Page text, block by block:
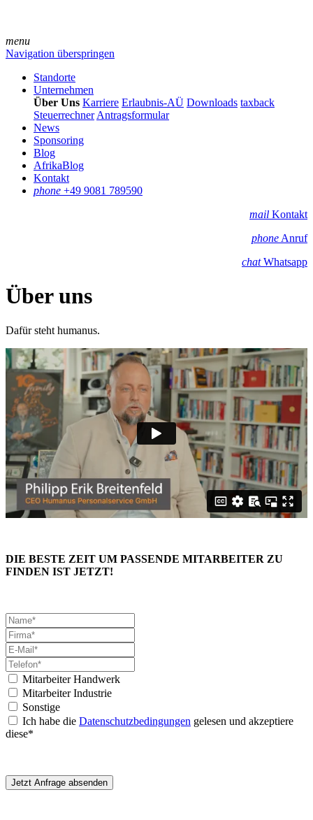
menu
Navigation überspringen
Standorte
Unternehmen
Über Uns Karriere Erlaubnis-AÜ Downloads taxback
Steuerrechner Antragsformular
News
Sponsoring
Blog
AfrikaBlog
Kontakt
phone +49 9081 789590
mail Kontakt
phone Anruf
chatWhatsapp
Über uns
Dafür steht humanus.
DIE BESTE ZEIT UM PASSENDE MITARBEITER ZU
FINDEN IST JETZT!
Mitarbeiter Handwerk
Mitarbeiter Industrie
Sonstige
Ich habe die Datenschutzbedingungen gelesen und akzeptiere
diese*
Jetzt Anfrage absenden